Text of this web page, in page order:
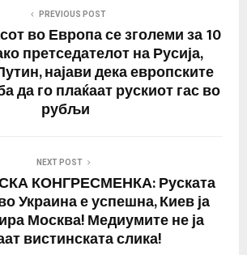
PREVIOUS POST
во Европа се зголеми за 10
претседателот на Русија,
најави дека европските
да го плаќаат рускиот гас во
рубљи
NEXT POST
КОНГРЕСМЕНКА: Руската
Украина е успешна, Киев ја
Москва! Медиумите не ја
вистинската слика!